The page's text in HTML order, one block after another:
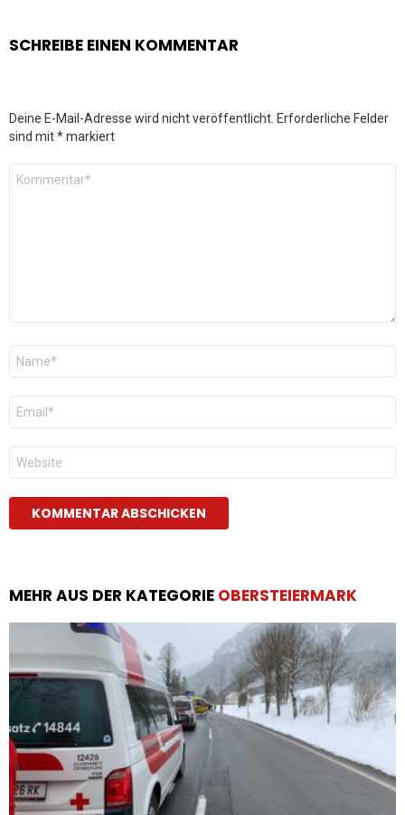
SCHREIBE EINEN KOMMENTAR
Deine E-Mail-Adresse wird nicht veröffentlicht. Erforderliche Felder
sind mit*markiert
Kommentar
Name
E-
Mail
*
Website
MEHR AUS DER KATEGORIE OBERSTEIERMARK